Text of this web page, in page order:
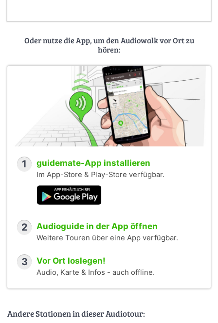
Oder nutze die App, um den Audiowalk vor Ort zu
hören:
1 guidemate-App installieren
Im App-Store & Play-Store verfügbar.
2 Audioguide in der App öffnen
Weitere Touren über eine App verfügbar.
3 Vor Ort loslegen!
Audio, Karte & Infos - auch offline.
Andere Stationen in dieser Audiotour: